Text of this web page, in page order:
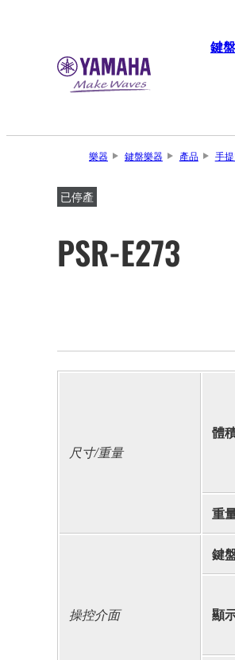
鍵
樂器 鍵盤樂器 產品 手
已停產
PSR-E273
尺寸/重量
體
重
操控介面
鍵
顯